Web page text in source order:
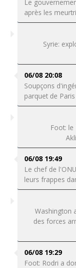
Le
après les
Syrie:
06/08 20:08
Soupçons
parquet de
Foot:
06/08 19:49
Le chef de
leurs frappes
Washington
des forces
06/08 19:29
Foot: Rodri a